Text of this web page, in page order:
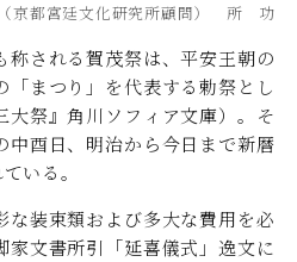
京都宮廷文化研究所顧問） 所 功
称される賀茂祭は、平安王朝の
「まつり」を代表する勅祭とし
大祭』角川ソフィア文庫）。そ
中酉日、明治から今日まで新暦
いる。
な装束類および多大な費用を必
家文書所引「延喜儀式」逸文に